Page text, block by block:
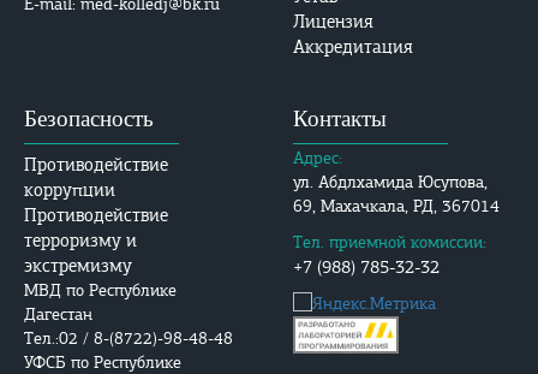
Лицензия
Аккредитация
Безопасность
Противодействие
коррупции
Противодействие
терроризму и
экстремизму
МВД по Республике
Дагестан
Тел.:02 / 8-(8722)-98-48-48
УФСБ по Республике
Контакты
Адрес:
ул. Абдлхамида Юсупова,
69, Махачкала, РД, 367014
Тел. приемной комиссии:
+7 (988) 785-32-32